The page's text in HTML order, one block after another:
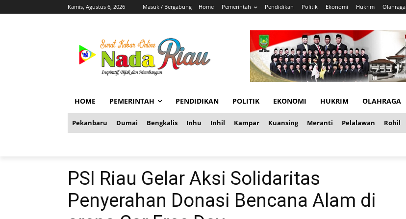
Kamis, Agustus 6, 2026 Masuk / Bergabung Home Pemerintah Pendidikan Politik Ekonomi Hukrim Olahraga
HOME PEMERINTAH PENDIDIKAN POLITIK EKONOMI HUKRIM OLAHRAGA
Pekanbaru Dumai Bengkalis Inhu Inhil Kampar Kuansing Meranti Pelalawan Rohil
PSI Riau Gelar Aksi Solidaritas
Penyerahan Donasi Bencana Alam di